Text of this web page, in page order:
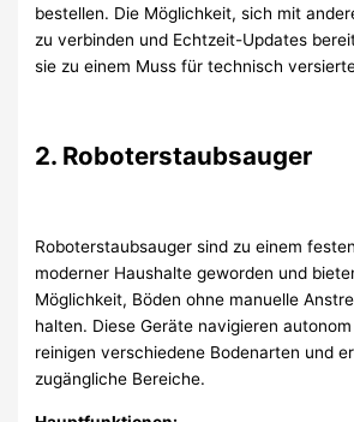
bestellen. Die Möglichkeit, sich mit
zu verbinden und Echtzeit-Updates
sie zu einem Muss für technisch
2. Roboterstaubsauger
Roboterstaubsauger sind zu einem
moderner Haushalte geworden und
Möglichkeit, Böden ohne manuelle
halten. Diese Geräte navigieren
reinigen verschiedene Bodenarten und
zugängliche Bereiche.